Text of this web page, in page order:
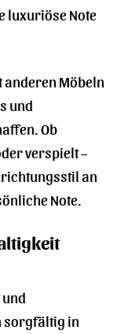
luxuriöse Note
anderen Möbeln
und
Ob
verspielt –
an
Note.
sorgfältig in